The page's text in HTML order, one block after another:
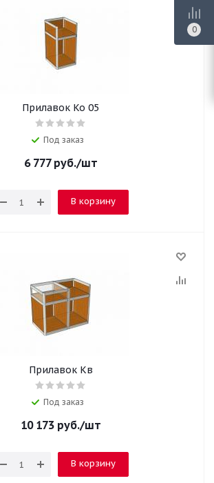
Прилавок Ко 05
Под заказ
6 777руб./шт
В корзину
Прилавок Кв
Под заказ
10 173руб./шт
В корзину
0